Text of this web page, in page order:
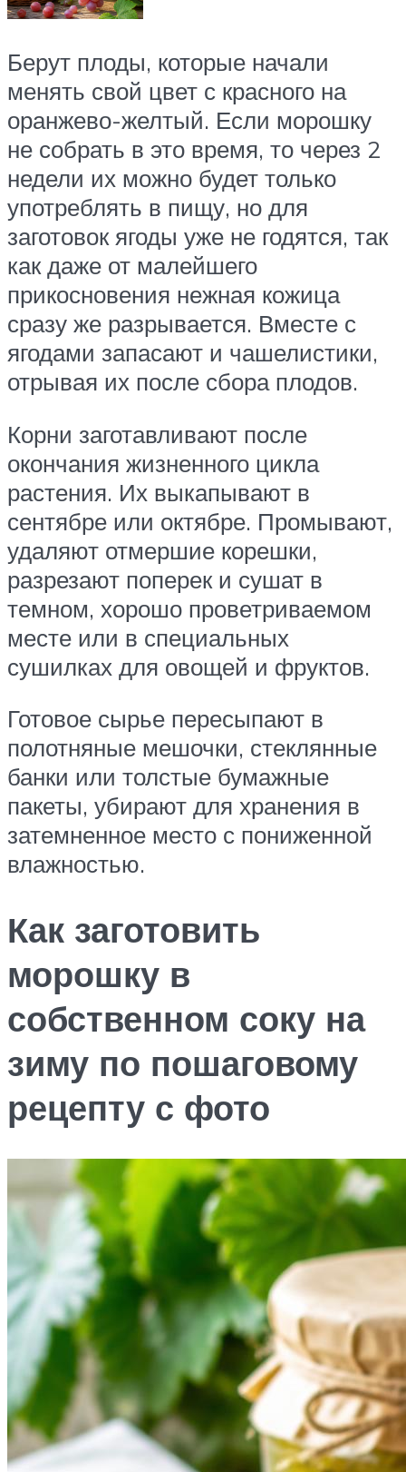
Берут плоды, которые начали
менять свой цвет с красного на
оранжево-желтый. Если морошку
не собрать в это время, то через 2
недели их можно будет только
употреблять в пищу, но для
заготовок ягоды уже не годятся, так
как даже от малейшего
прикосновения нежная кожица
сразу же разрывается. Вместе с
ягодами запасают и чашелистики,
отрывая их после сбора плодов.
Корни заготавливают после
окончания жизненного цикла
растения. Их выкапывают в
сентябре или октябре. Промывают,
удаляют отмершие корешки,
разрезают поперек и сушат в
темном, хорошо проветриваемом
месте или в специальных
сушилках для овощей и фруктов.
Готовое сырье пересыпают в
полотняные мешочки, стеклянные
банки или толстые бумажные
пакеты, убирают для хранения в
затемненное место с пониженной
влажностью.
Как заготовить
морошку в
собственном соку на
зиму по пошаговому
рецепту с фото